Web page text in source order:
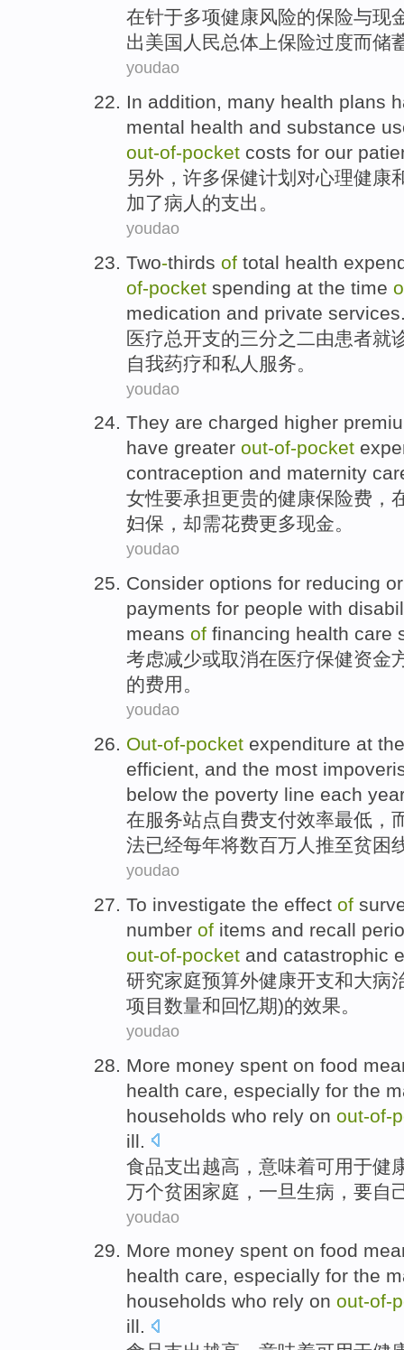
在针于多项健康风险的保险与现
出美国 人民总体 上保险过度而储
youdao
In addition, many health plans
mental health and substance
out-of-pocket costs for our
另外 ， 许多保健计划 对心理健康
加了病人 的支出 。
youdao
Two-thirds of total health
of-pocket spending at the time
medication and private services
医疗总开支的三分之二由患者就
自我药疗和私人 服务 。
youdao
They are charged higher
have greater out-of-pocket
contraception and maternity
女性要承担更贵的健康保险费 ，
妇保 ， 却需花费更多现金。
youdao
Consider options for reducing or
payments for people with
means of financing health care
考虑减少或取消在医疗保健资金
的费用。
youdao
Out-of-pocket expenditure at
efficient, and the most
below the poverty line each year
在服务站点 自费支付效率最低，
法已经每年将数百万人 推至贫困
youdao
To investigate the effect of
number of items and recall
out-of-pocket and catastrophic
研究家庭预算外健康开支和大病
项目数量和 回忆期)的效果。
youdao
More money spent on food
health care especially for the
households who rely on out-of-
ill
食品支出越高， 意味着可用于健
万个贫困家庭 ， 一旦 生病 ，要自
youdao
More money spent on food
health care, especially for the
households who rely on out-of-
ill.